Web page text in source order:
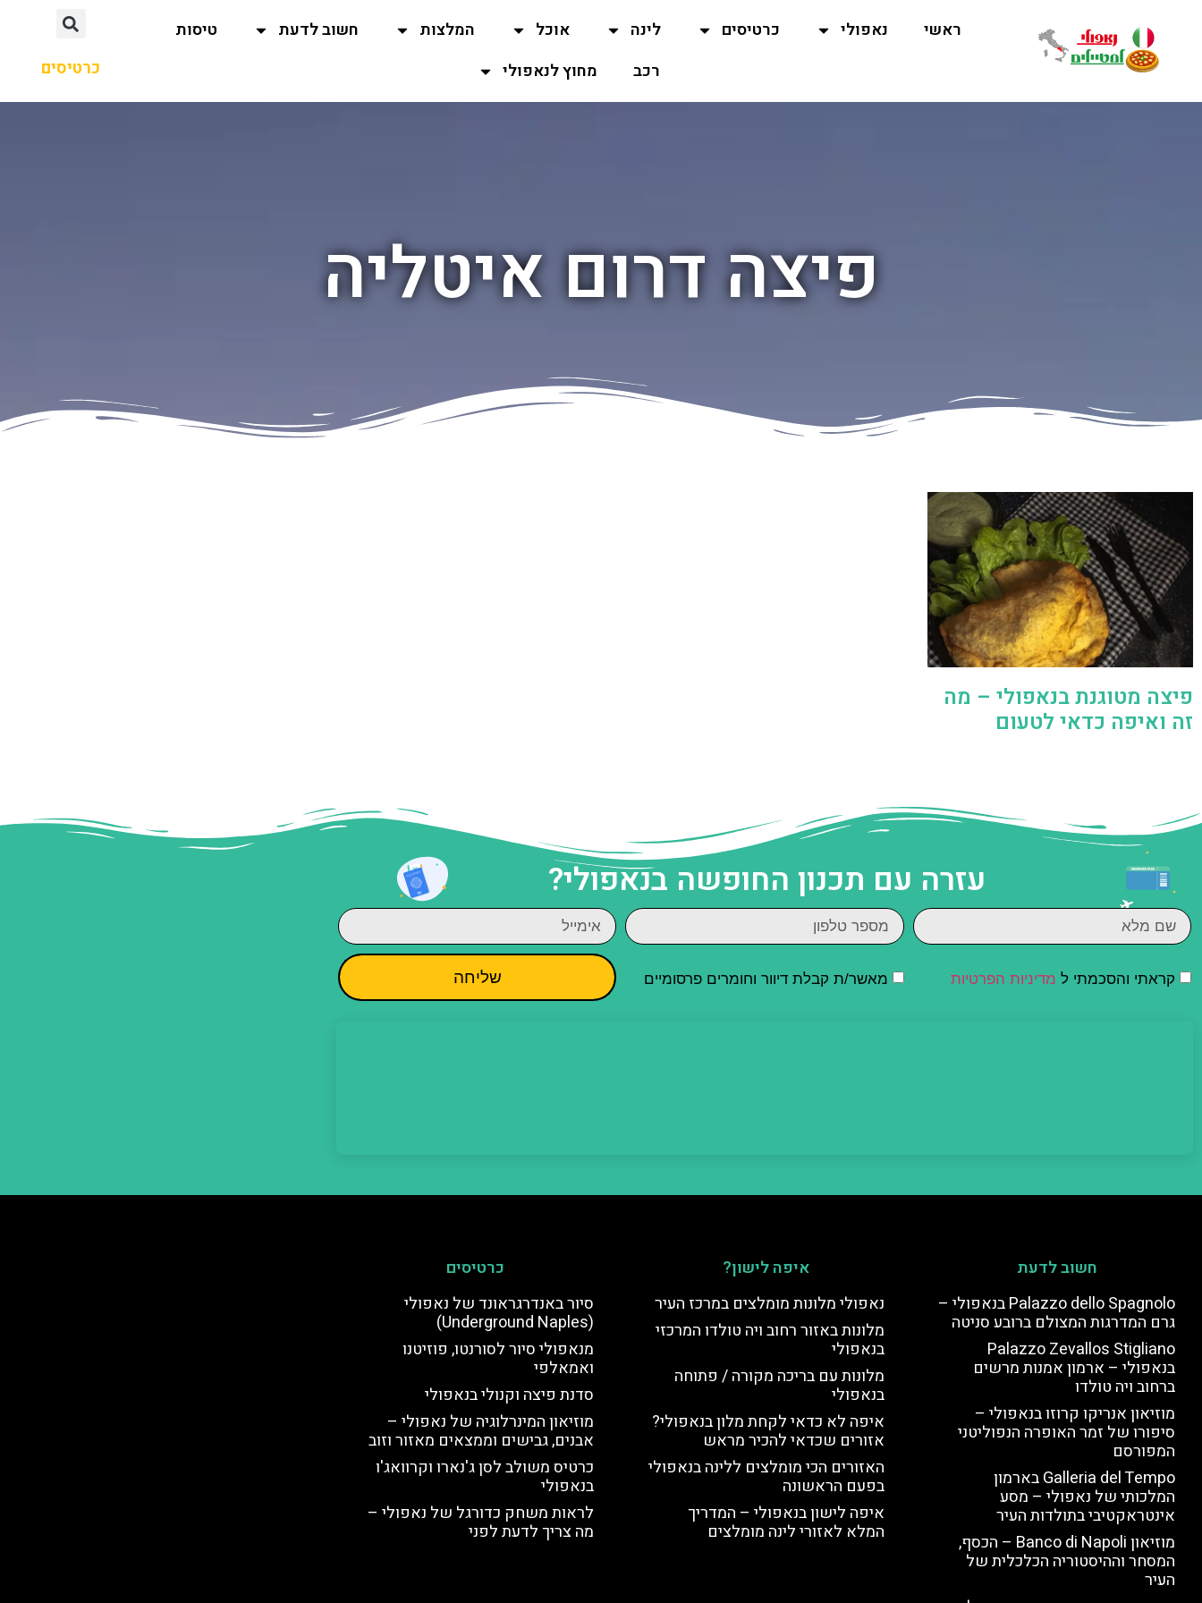
ראשי נאפולי כרטיסים לינה אוכל המלצות חשוב לדעת
טיסות
רכב
מחוץ לנאפולי כרטיסים
פיצה דרום איטליה
פיצה מטוגנת בנאפולי – מה
זה ואיפה כדאי לטעום
עזרה עם תכנון החופשה בנאפולי?
קראתי והסכמתי ל מדיניות הפרטיות מאשר/ת קבלת דיוור וחומרים פרסומיים שליחה
חשוב לדעת
Palazzo dello Spagnolo בנאפולי –
גרם המדרגות המצולם ברובע סניטה
Palazzo Zevallos Stigliano
בנאפולי – ארמון אמנות מרשים
ברחוב ויה טולדו
מוזיאון אנריקו קרוזו בנאפולי –
סיפורו של זמר האופרה הנפוליטני
המפורסם
Galleria del Tempo בארמון
המלכותי של נאפולי – מסע
אינטראקטיבי בתולדות העיר
מוזיאון Banco di Napoli – הכסף,
המסחר וההיסטוריה הכלכלית של
העיר
איפה לישון?
נאפולי מלונות מומלצים במרכז העיר
מלונות באזור רחוב ויה טולדו המרכזי
בנאפולי
מלונות עם בריכה מקורה / פתוחה
בנאפולי
איפה לא כדאי לקחת מלון בנאפולי?
אזורים שכדאי להכיר מראש
האזורים הכי מומלצים ללינה בנאפולי
בפעם הראשונה
איפה לישון בנאפולי – המדריך
המלא לאזורי לינה מומלצים
כרטיסים
סיור באנדרגראונד של נאפולי
(Underground Naples)
מנאפולי סיור לסורנטו, פוזיטנו
ואמאלפי
סדנת פיצה וקנולי בנאפולי
מוזיאון המינרלוגיה של נאפולי –
אבנים, גבישים וממצאים מאזור וזוב
כרטיס משולב לסן ג'נארו וקרוואג'ו
בנאפולי
לראות משחק כדורגל של נאפולי –
מה צריך לדעת לפני